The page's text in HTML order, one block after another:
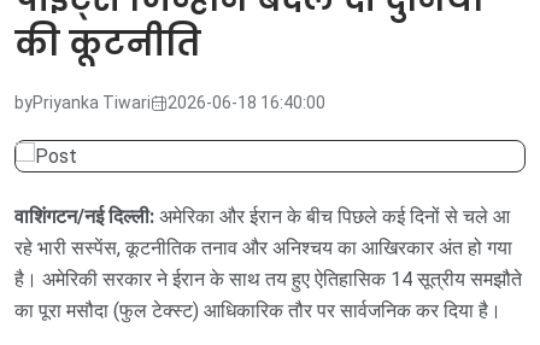
की कूटनीति
byPriyanka Tiwari 2026-06-18 16:40:00
वाशिंगटन/नई दिल्ली: अमेरिका और ईरान के बीच पिछले कई दिनों से चले आ
रहे भारी सस्पेंस, कूटनीतिक तनाव और अनिश्चय का आखिरकार अंत हो गया
है। अमेरिकी सरकार ने ईरान के साथ तय हुए ऐतिहासिक 14 सूत्रीय समझौते
का पूरा मसौदा (फुल टेक्स्ट) आधिकारिक तौर पर सार्वजनिक कर दिया है।